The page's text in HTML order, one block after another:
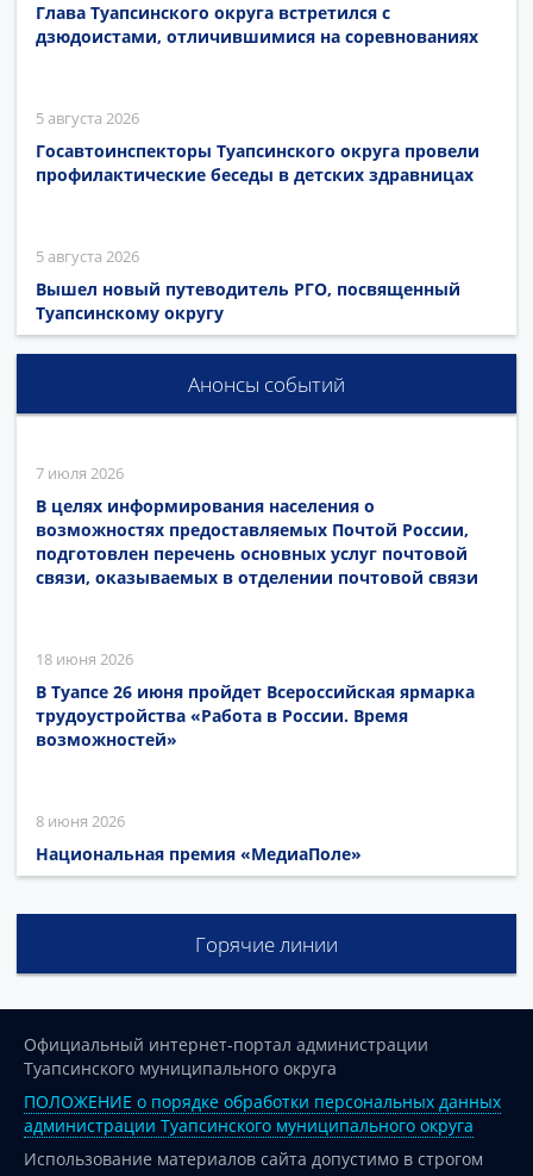
Глава Туапсинского округа встретился с
дзюдоистами, отличившимися на соревнованиях
5 августа 2026
Госавтоинспекторы Туапсинского округа провели
профилактические беседы в детских здравницах
5 августа 2026
Вышел новый путеводитель РГО, посвященный
Туапсинскому округу
Анонсы событий
7 июля 2026
В целях информирования населения о
возможностях предоставляемых Почтой России,
подготовлен перечень основных услуг почтовой
связи, оказываемых в отделении почтовой связи
18 июня 2026
В Туапсе 26 июня пройдет Всероссийская ярмарка
трудоустройства «Работа в России. Время
возможностей»
8 июня 2026
Национальная премия «МедиаПоле»
Горячие линии
Официальный интернет-портал администрации
Туапсинского муниципального округа
ПОЛОЖЕНИЕ о порядке обработки персональных данных
администрации Туапсинского муниципального округа
Использование материалов сайта допустимо в строгом